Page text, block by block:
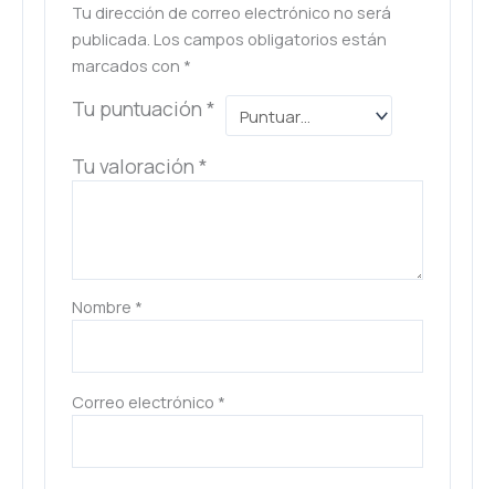
Tu dirección de correo electrónico no será
publicada. Los campos obligatorios están
marcados con *
Tu puntuación*
Tu valoración*
Nombre *
Correo electrónico *